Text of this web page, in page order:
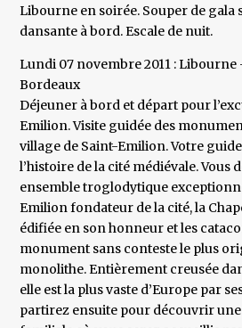
Libourne en soirée. Souper de gala
dansante à bord. Escale de nuit.
Lundi 07 novembre 2011 :
Bordeaux
Déjeuner à bord et départ pour
Emilion. Visite guidée des
village de Saint-Emilion. Votre
l’histoire de la cité médiévale.
ensemble troglodytique
Emilion fondateur de la cité, la
édifiée en son honneur et les
monument sans conteste le plus
monolithe. Entièrement creusée
elle est la plus vaste d’Europe par
partirez ensuite pour découvrir